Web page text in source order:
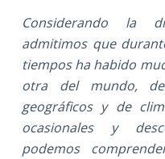
Considerando la
admitimos que
tiempos ha habido
otra del mundo,
geográficos y de
ocasionales y
podemos